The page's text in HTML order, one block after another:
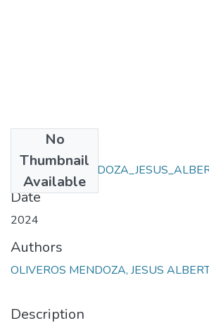
No
Thumbnail
Available
Date
2024
Authors
OLIVEROS MENDOZA, JESUS
Description